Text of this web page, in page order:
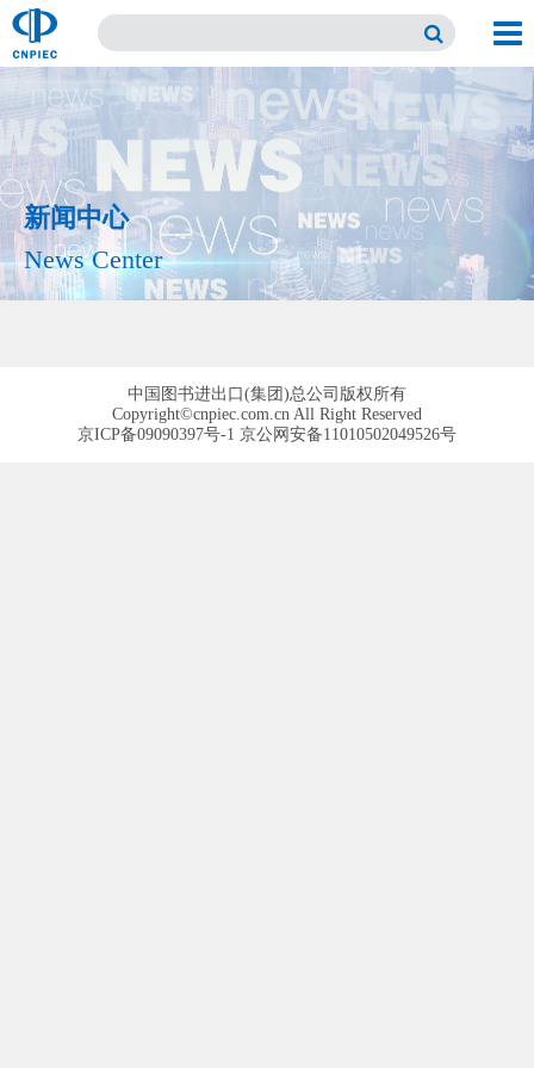
新闻中心
News Center
中国图书进出口(集团)总公司版权所有
Copyright©cnpiec.com.cn All Right Reserved
京ICP备09090397号-1 京公网安备11010502049526号